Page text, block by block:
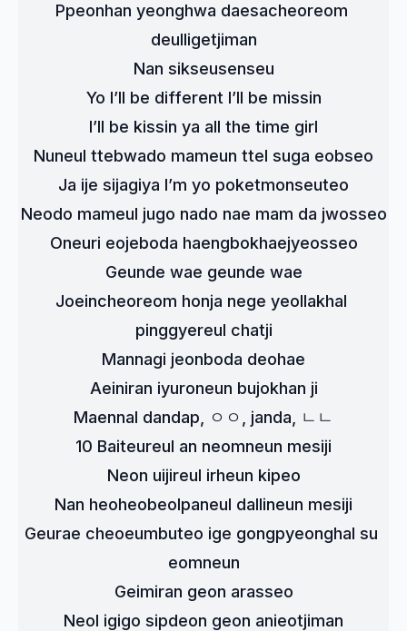
Ppeonhan yeonghwa daesacheoreom
deulligetjiman
Nan sikseusenseu
Yo I’ll be different I’ll be missin
I’ll be kissin ya all the time girl
Nuneul ttebwado mameun ttel suga eobseo
Ja ije sijagiya I’m yo poketmonseuteo
Neodo mameul jugo nado nae mam da jwosseo
Oneuri eojeboda haengbokhaejyeosseo
Geunde wae geunde wae
Joeincheoreom honja nege yeollakhal
pinggyereul chatji
Mannagi jeonboda deohae
Aeiniran iyuroneun bujokhan ji
Maennal dandap, ㅇㅇ, janda, ㄴㄴ
10 Baiteureul an neomneun mesiji
Neon uijireul irheun kipeo
Nan heoheobeolpaneul dallineun mesiji
Geurae cheoeumbuteo ige gongpyeonghal su
eomneun
Geimiran geon arasseo
Neol igigo sipdeon geon anieotjiman